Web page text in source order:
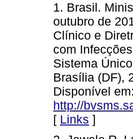
1. Brasil.
outubro de
Clínico e
com
Sistema
Brasília (DF),
Disponível em:
http://
[ Links ]